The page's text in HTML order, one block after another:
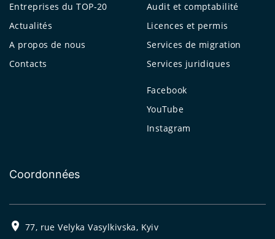
Entreprises du TOP-20
Actualités
A propos de nous
Contacts
Audit et comptabilité
Licences et permis
Services de migration
Services juridiques
Facebook
YouTube
Instagram
Coordonnées
77, rue Velyka Vasylkivska, Kyiv